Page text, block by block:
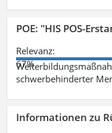
POE: "HIS POS-
Relevanz:
67%
schwerbehinderter
Informationen zu